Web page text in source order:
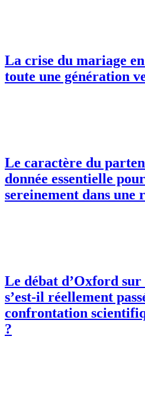
La crise du mariage
toute une génération
Le caractère du
donnée essentielle
sereinement dans une
Le débat d’Oxford
s’est-il réellement
confrontation
?